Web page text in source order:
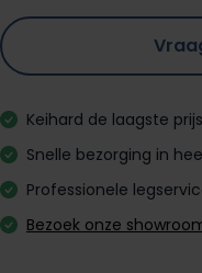
Keihard de laagste
Snelle bezorging in
Professionele
Bezoek onze